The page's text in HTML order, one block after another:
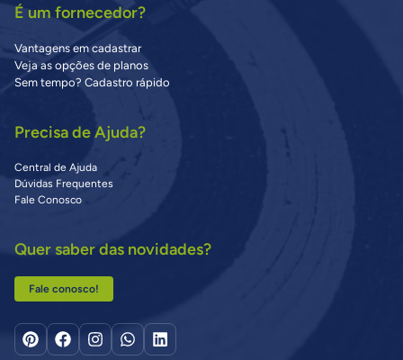
É um fornecedor?
Vantagens em cadastrar
Veja as opções de planos
Sem tempo? Cadastro rápido
Precisa de Ajuda?
Central de Ajuda
Dúvidas Frequentes
Fale Conosco
Quer saber das novidades?
Fale conosco!